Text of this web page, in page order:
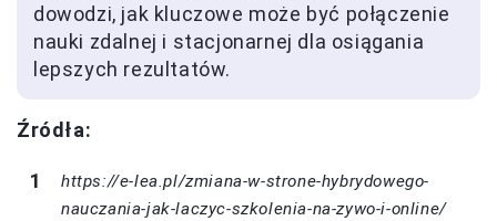
dowodzi, jak kluczowe może być połączenie
nauki zdalnej i stacjonarnej dla osiągania
lepszych rezultatów.
Źródła:
https://e-lea.pl/zmiana-w-strone-hybrydowego-
nauczania-jak-laczyc-szkolenia-na-zywo-i-online/